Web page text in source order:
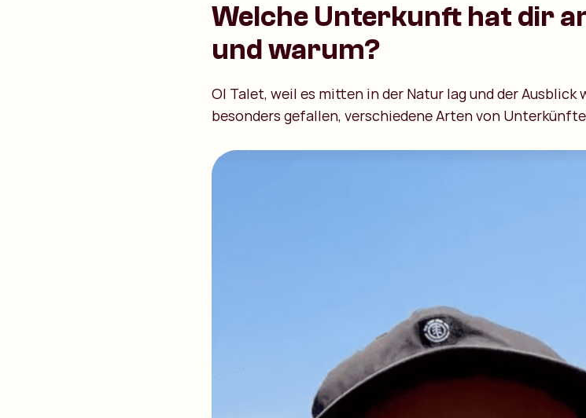
Welche Unterkunft hat dir
und warum?
Ol Talet, weil es mitten in der Natur lag und der Ausblick
besonders gefallen, verschiedene Arten von